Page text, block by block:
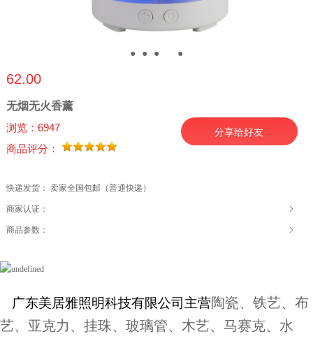
● ● ● ●
62.00
无烟无火香薰
浏览：6947
商品评分：
分享给好友
快递发货： 卖家全国包邮（普通快递）
商家认证：
商品参数：
广东美居雅照明科技有限公司主营陶瓷、铁艺、布
艺、亚克力、挂珠、玻璃管、木艺、马赛克、水